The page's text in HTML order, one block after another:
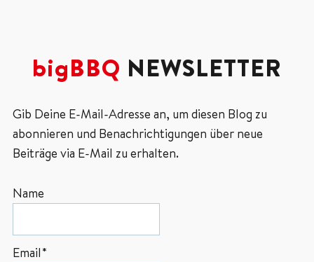
bigBBQ NEWSLETTER
Gib Deine E-Mail-Adresse an, um diesen Blog zu
abonnieren und Benachrichtigungen über neue
Beiträge via E-Mail zu erhalten.
Name
Email*